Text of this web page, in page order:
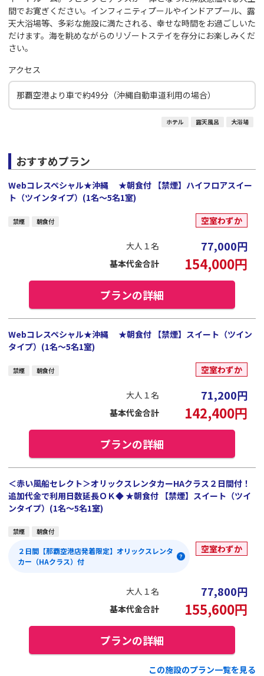
間でお寛ぎください。インフィニティプールやインドアプール、露
天大浴場等、多彩な施設に満たされる、幸せな時間をお過ごしいた
だけます。海を眺めながらのリゾートステイを存分にお楽しみくだ
さい。
アクセス
那覇空港より車で約49分（沖縄自動車道利用の場合）
ホテル 露天風呂 大浴場
おすすめプラン
Webコレスペシャル★沖縄 ★朝食付 【禁煙】ハイフロアスイー
ト（ツインタイプ）(1名～5名1室)
禁煙 朝食付 空室わずか
大人１名 77,000円
基本代金合計 154,000円
プランの詳細
Webコレスペシャル★沖縄 ★朝食付 【禁煙】スイート（ツイン
タイプ）(1名～5名1室)
禁煙 朝食付 空室わずか
大人１名 71,200円
基本代金合計 142,400円
プランの詳細
＜赤い風船セレクト＞オリックスレンタカーHAクラス２日間付！
追加代金で利用日数延長ＯＫ◆ ★朝食付 【禁煙】スイート（ツイ
ンタイプ）(1名～5名1室)
禁煙 朝食付
２日間【那覇空港店発着限定】オリックスレンタ
カー（HAクラス）付
空室わずか
大人１名 77,800円
基本代金合計 155,600円
プランの詳細
この施設のプラン一覧を見る